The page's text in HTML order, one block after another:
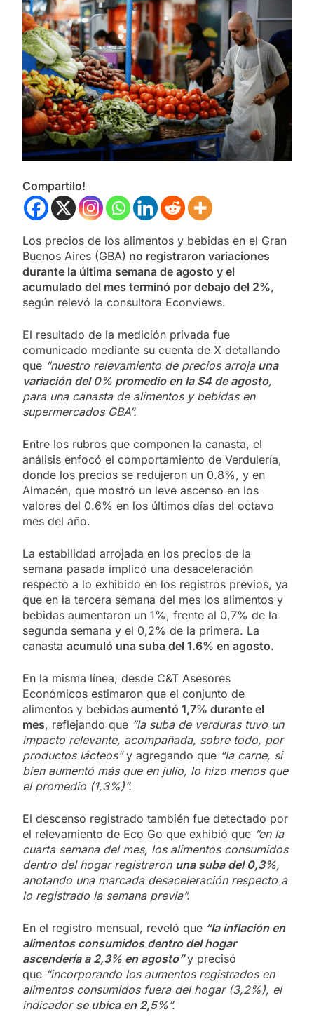
Compartilo!
Los precios de los alimentos y bebidas en el Gran
Buenos Aires (GBA) no registraron variaciones
durante la última semana de agosto y el
acumulado del mes terminó por debajo del 2%,
según relevó la consultora Econviews.
El resultado de la medición privada fue
comunicado mediante su cuenta de X detallando
que “nuestro relevamiento de precios arrojauna
variación del 0% promedio en la S4 de agosto,
para una canasta de alimentos y bebidas en
supermercados GBA”.
Entre los rubros que componen la canasta, el
análisis enfocó el comportamiento de Verdulería,
donde los precios se redujeron un 0.8%, y en
Almacén, que mostró un leve ascenso en los
valores del 0.6% en los últimos días del octavo
mes del año.
La estabilidad arrojada en los precios de la
semana pasada implicó una desaceleración
respecto a lo exhibido en los registros previos, ya
que en la tercera semana del mes los alimentos y
bebidas aumentaron un 1%, frente al 0,7% de la
segunda semana y el 0,2% de la primera. La
canasta acumuló una suba del 1.6% en agosto.
En la misma línea, desde C&T Asesores
Económicos estimaron que el conjunto de
alimentos y bebidas aumentó 1,7% durante el
mes, reflejando que “la suba de verduras tuvo un
impacto relevante, acompañada, sobre todo, por
productos lácteos”y agregando que “la carne, si
bien aumentó más que en julio, lo hizo menos que
el promedio (1,3%)”.
El descenso registrado también fue detectado por
el relevamiento de Eco Go que exhibió que “en la
cuarta semana del mes, los alimentos consumidos
dentro del hogar registraron una suba del 0,3%,
anotando una marcada desaceleración respecto a
lo registrado la semana previa”.
En el registro mensual, reveló que “la inflación en
alimentos consumidos dentro del hogar
ascendería a 2,3% en agosto”y precisó
que “incorporando los aumentos registrados en
alimentos consumidos fuera del hogar (3,2%), el
indicador se ubica en 2,5%”. ​